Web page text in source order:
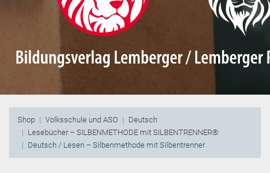
Shop Volksschule und ASO
Deutsch
Lesebücher – SILBENMETHODE mit SILBENTRENNER®
Deutsch / Lesen – Silbenmethode mit Silbentrenner